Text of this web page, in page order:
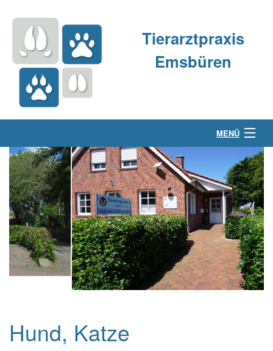
Tierarztpraxis
Emsbüren
MENÜ
Über uns
Kleintierpraxis
Großtierpraxis
Kontakt & Anfahrt
Hund, Katze